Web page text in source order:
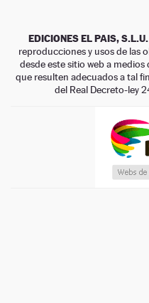
EDICIONES EL PAIS, S.L.U.
reproducciones y usos de las
desde este sitio web a
que resulten adecuados a tal
del Real Decreto-ley